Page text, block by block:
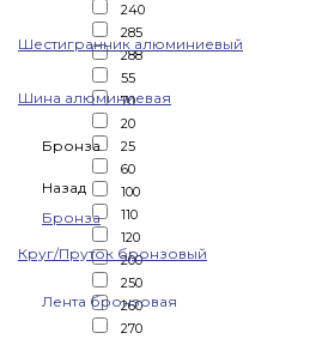
Шестигранник алюминиевый
Шина алюминиевая
Бронза
Назад
Бронза
Круг/Пруток бронзовый
Лента бронзовая
240
285
288
55
70
20
25
60
100
110
120
200
250
260
270